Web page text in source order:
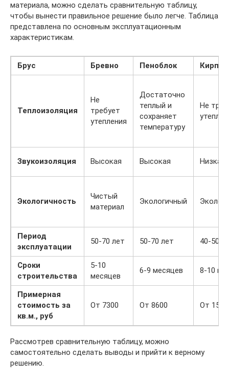
материала, можно сделать сравнительную таблицу,
чтобы вынести правильное решение было легче. Таблица
представлена по основным эксплуатационным
характеристикам.
Брус Бревно Пеноблок Кирпич
Теплоизоляция
Не
требует
утепления
Достаточно
теплый и
сохраняет
температуру
Не
Звукоизоляция Высокая Высокая Низкая
Экологичность
Чистый
материал
Экологичный
Период
эксплуатации
50-70 лет 50-70 лет 40-50
Сроки
строительства
5-10
месяцев
6-9 месяцев 8-10
Примерная
стоимость за
кв.м., руб
От 7300 От 8600 От
Рассмотрев сравнительную таблицу, можно
самостоятельно сделать выводы и прийти к верному
решению.